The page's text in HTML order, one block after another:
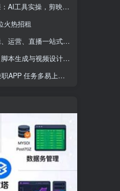
技巧，多平台带货，0基础快速变现
火热招租
一站式教学，轻松打造流量神话
设计，配音配乐一体化解决方案
易上手 能提现还可邀友分成